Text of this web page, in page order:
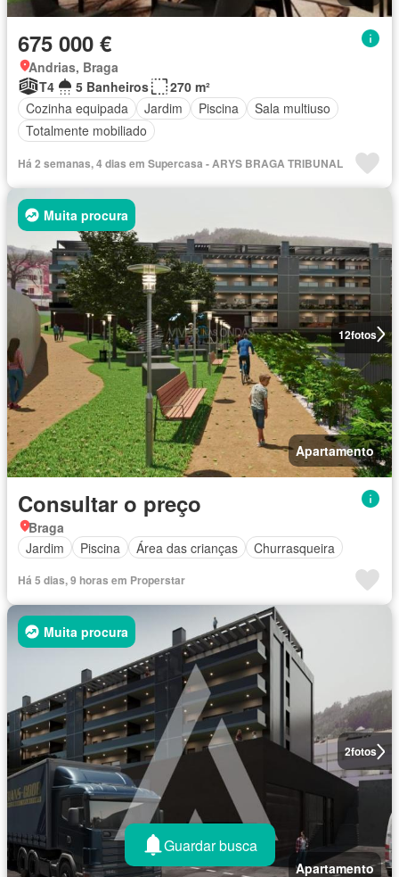
675 000 €
Andrias, Braga
T4
5 Banheiros
270 m²
Cozinha equipada
Jardim Piscina
Sala multiuso
Totalmente mobiliado
Há 2 semanas, 4 dias em Supercasa - ARYS BRAGA TRIBUNAL
12fotos
Muita procura
Apartamento
Consultar o preço
Braga
Jardim
Piscina Área das crianças Churrasqueira
Há 5 dias, 9 horas em Properstar
2fotos
Muita procura
Apartamento
Guardar busca